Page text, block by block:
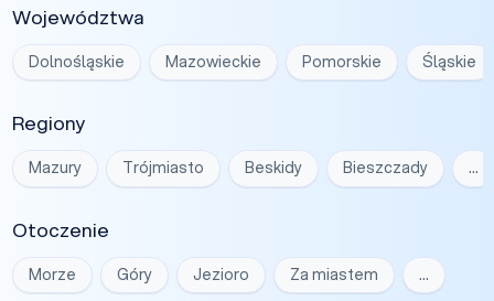
Województwa
Dolnośląskie Mazowieckie Pomorskie Śląskie
Regiony
Mazury Trójmiasto Beskidy Bieszczady …
Otoczenie
Morze Góry Jezioro Za miastem …